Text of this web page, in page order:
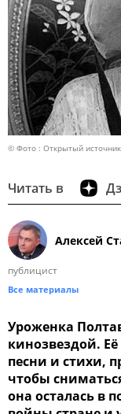
© Фото : Открытый источник
Читать в
Алексей
публицист
Все материалы
Уроженка
кинозвездой.
песни и стихи,
чтобы
она осталась в